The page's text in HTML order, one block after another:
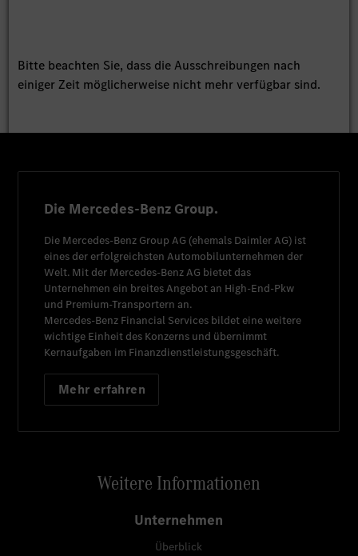
Bitte beachten Sie, dass die Ausschreibungen nach
einiger Zeit möglicherweise nicht mehr verfügbar sind.
Die Mercedes-Benz Group.
Die Mercedes-Benz Group AG (ehemals Daimler AG) ist
eines der erfolgreichsten Automobilunternehmen der
Welt. Mit der Mercedes-Benz AG bietet das
Unternehmen ein breites Angebot an High-End-Pkw
und Premium-Transportern an.
Mercedes-Benz Financial Services bildet eine weitere
wichtige Einheit des Konzerns und übernimmt
Kernaufgaben im Finanzdienstleistungsgeschäft.
Mehr erfahren
Weitere Informationen
Unternehmen
Überblick